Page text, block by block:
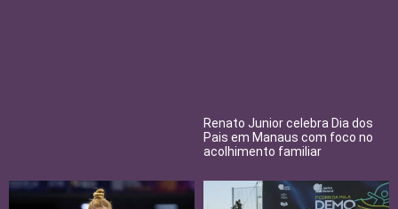
Renato Junior celebra Dia dos
Pais em Manaus com foco no
acolhimento familiar